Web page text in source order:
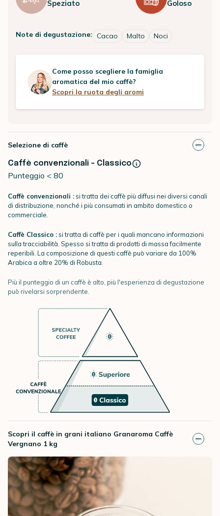
Speziato Goloso
Note di degustazione: Cacao Malto Noci
Come posso scegliere la famiglia
aromatica del mio caffè?
Scopri la ruota degli aromi
Selezione di caffè
Caffè convenzionali - Classico
Punteggio < 80
Caffè convenzionali : si tratta dei caffè più diffusi nei diversi canali
di distribuzione, nonché i più consumati in ambito domestico o
commerciale.
Caffè Classico : si tratta di caffè per i quali mancano informazioni
sulla tracciabilità. Spesso si tratta di prodotti di massa facilmente
reperibili. La composizione di questi caffè può variare da 100%
Arabica a oltre 20% di Robusta.
Più il punteggio di un caffè è alto, più l'esperienza di degustazione
può rivelarsi sorprendente.
Scopri il caffè in grani italiano Granaroma Caffè
Vergnano 1 kg